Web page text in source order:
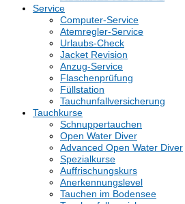
Service
Computer-Service
Atemregler-Service
Urlaubs-Check
Jacket Revision
Anzug-Service
Flaschenprüfung
Füllstation
Tauchunfallversicherung
Tauchkurse
Schnuppertauchen
Open Water Diver
Advanced Open Water Diver
Spezialkurse
Auffrischungskurs
Anerkennungslevel
Tauchen im Bodensee